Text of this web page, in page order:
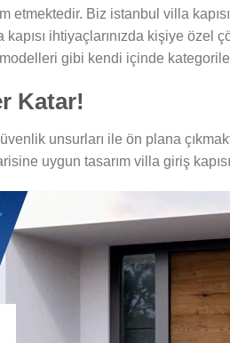
Biz istanbul villa
ihtiyaçlarınızda kişiye özel
gibi kendi içinde
Katar!
unsurları ile ön plana
uygun tasarım villa giriş